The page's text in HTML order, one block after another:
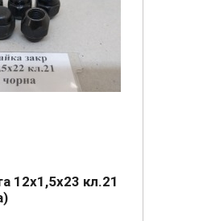
12х1,5х23 кл.21